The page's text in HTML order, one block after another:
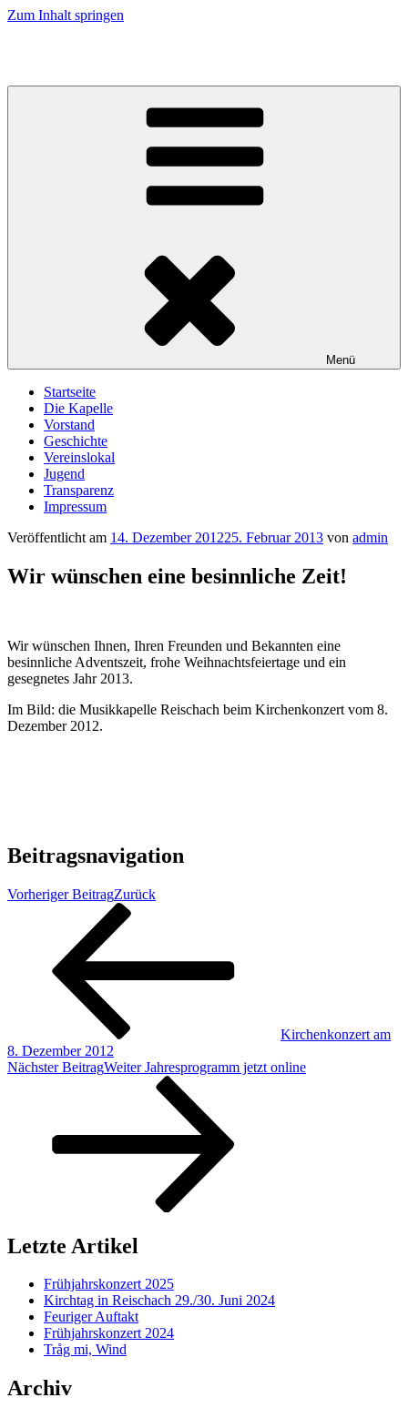
Zum Inhalt springen
Menü
Startseite
Die Kapelle
Vorstand
Geschichte
Vereinslokal
Jugend
Transparenz
Impressum
Veröffentlicht am 14. Dezember 201225. Februar 2013 von admin
Wir wünschen eine besinnliche Zeit!
Wir wünschen Ihnen, Ihren Freunden und Bekannten eine
besinnliche Adventszeit, frohe Weihnachtsfeiertage und ein
gesegnetes Jahr 2013.
Im Bild: die Musikkapelle Reischach beim Kirchenkonzert vom 8.
Dezember 2012.
Beitragsnavigation
Vorheriger BeitragZurück
Kirchenkonzert am
8. Dezember 2012
Nächster BeitragWeiter Jahresprogramm jetzt online
Letzte Artikel
Frühjahrskonzert 2025
Kirchtag in Reischach 29./30. Juni 2024
Feuriger Auftakt
Frühjahrskonzert 2024
Tråg mi, Wind
Archiv